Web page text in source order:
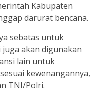
Kabupaten
darurat bencana.
sebatas untuk
akan digunakan
lain untuk
kewenangannya,
TNI/Polri.